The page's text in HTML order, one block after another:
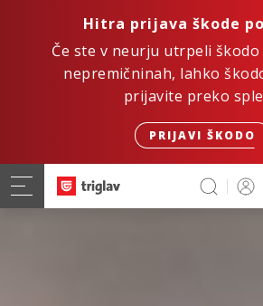
Hitra prijava škode
Če ste v neurju utrpeli
nepremičninah, lahko
prijavite preko
PRIJAVI ŠKODO